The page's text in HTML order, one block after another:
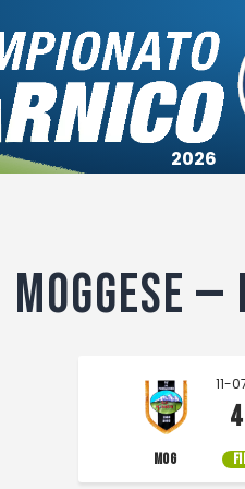
Squadre Calendari
Moggese
11-
MOG